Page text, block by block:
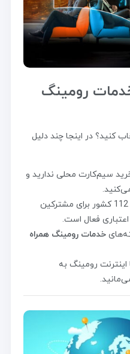
رومینگ
کنید؟ در اینجا چند دلیل
سیم‌کارت محلی ندارید و
این سرویس در 112 کشور برای مشترکین
خدمات رومینگ همراه
اینترنت رومینگ به